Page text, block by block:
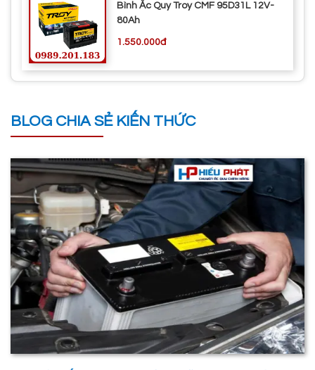
Bình Ắc Quy Troy CMF 95D31L 12V-
80Ah
1.550.000đ
BLOG CHIA SẺ KIẾN THỨC